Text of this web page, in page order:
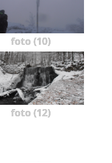
foto (10)
foto (12)